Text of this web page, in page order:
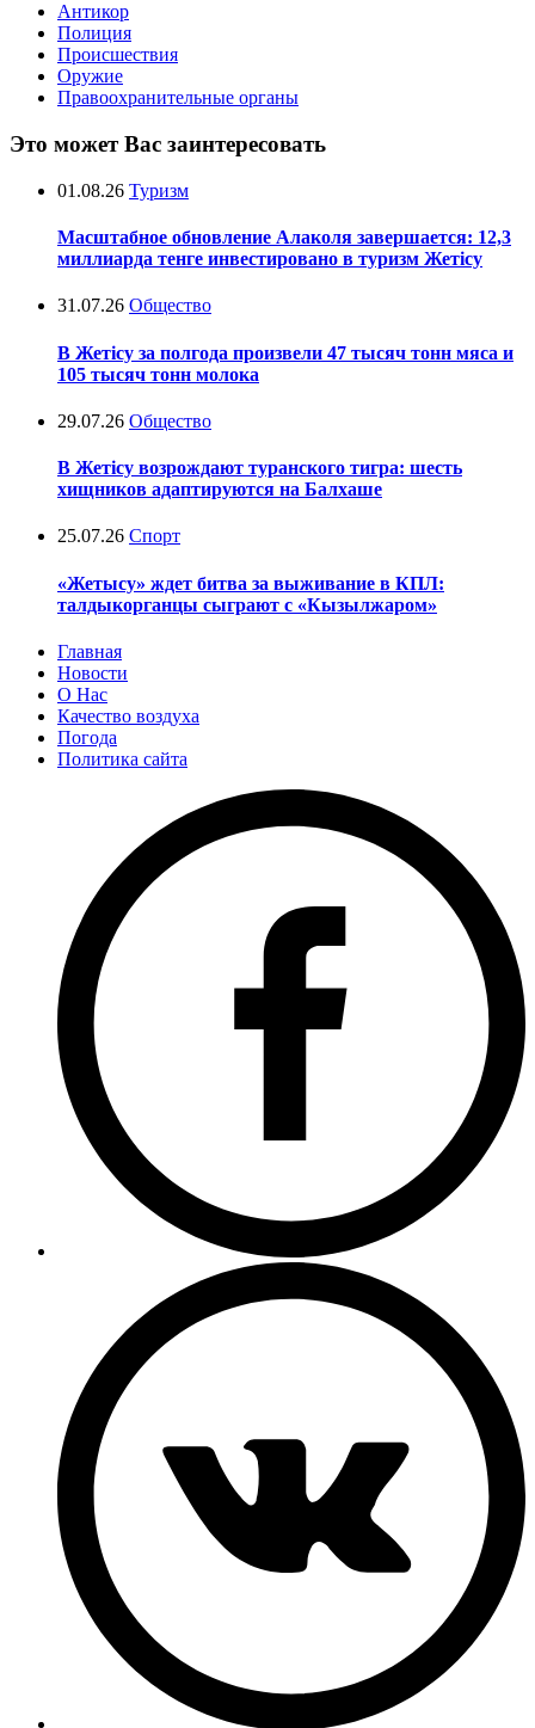
Антикор
Полиция
Происшествия
Оружие
Правоохранительные органы
Это может Вас заинтересовать
01.08.26 Туризм
Масштабное обновление Алаколя завершается: 12,3
миллиарда тенге инвестировано в туризм Жетісу
31.07.26 Общество
В Жетісу за полгода произвели 47 тысяч тонн мяса и
105 тысяч тонн молока
29.07.26 Общество
В Жетісу возрождают туранского тигра: шесть
хищников адаптируются на Балхаше
25.07.26 Спорт
«Жетысу» ждет битва за выживание в КПЛ:
талдыкорганцы сыграют с «Кызылжаром»
Главная
Новости
О Нас
Качество воздуха
Погода
Политика сайта